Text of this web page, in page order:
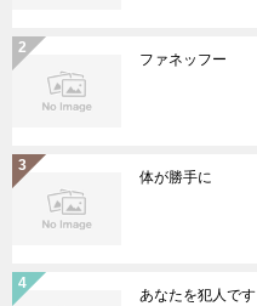
ファネッフー
体が勝手に
あなたを犯人です